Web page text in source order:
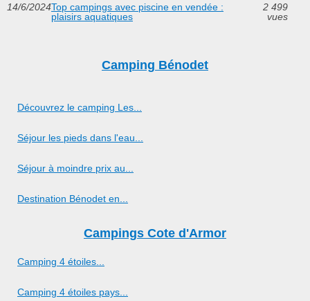
14/6/2024Top campings avec piscine en vendée :
plaisirs aquatiques
2 499
vues
Camping Bénodet
Découvrez le camping Les...
Séjour les pieds dans l'eau...
Séjour à moindre prix au...
Destination Bénodet en...
Campings Cote d'Armor
Camping 4 étoiles...
Camping 4 étoiles pays...